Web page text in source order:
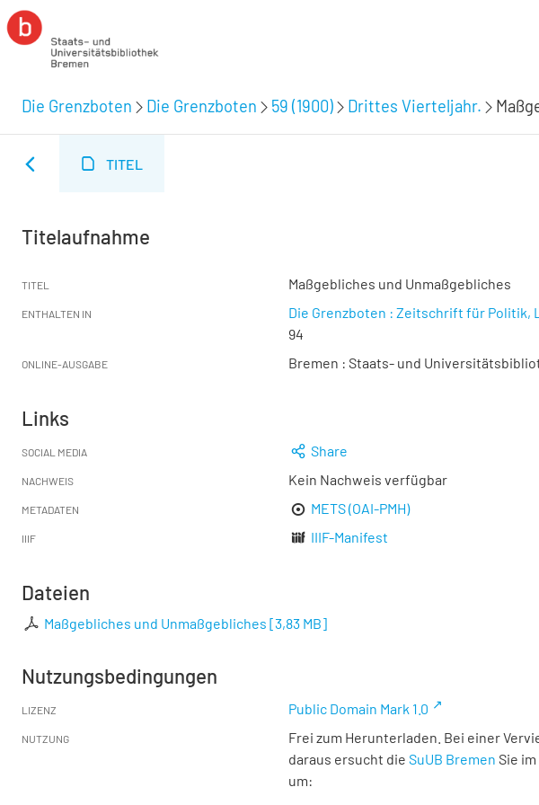
Die Grenzboten Die Grenzboten 59 (1900) Drittes Vierteljahr.
TITEL
Titelaufnahme
TITEL Maßgebliches und Unmaßgebliches
ENTHALTEN IN Die Grenzboten : Zeitschrift für Politik,
94
ONLINE-AUSGABE Bremen : Staats- und
Links
SOCIAL MEDIA Share
NACHWEIS Kein Nachweis verfügbar
METADATEN METS (OAI-PMH)
IIIF IIIF-Manifest
Dateien
Maßgebliches und Unmaßgebliches [3,83 MB]
Nutzungsbedingungen
LIZENZ Public Domain Mark 1.0
NUTZUNG
Frei zum Herunterladen. Bei einer
daraus ersucht die SuUB Bremen Sie
um: